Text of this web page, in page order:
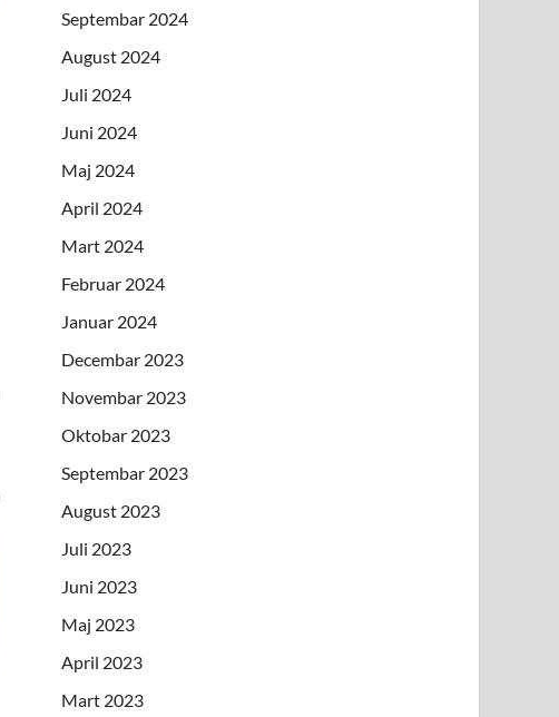
Septembar 2024
August 2024
Juli 2024
Juni 2024
Maj 2024
April 2024
Mart 2024
Februar 2024
Januar 2024
Decembar 2023
Novembar 2023
Oktobar 2023
Septembar 2023
August 2023
Juli 2023
Juni 2023
Maj 2023
April 2023
Mart 2023